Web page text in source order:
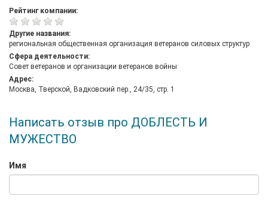
Рейтинг компании:
Другие названия:
региональная общественная организация ветеранов силовых структур
Сфера деятельности:
Совет ветеранов и организации ветеранов войны
Адрес:
Москва, Тверской, Вадковский пер., 24/35, стр. 1
Написать отзыв про ДОБЛЕСТЬ И
МУЖЕСТВО
Имя